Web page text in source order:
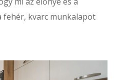
fehér, kvarc munkalapot